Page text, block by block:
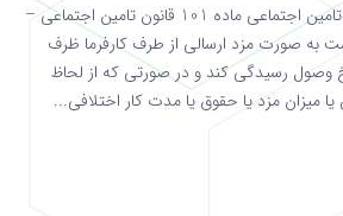
ماده 101 قانون تامین اجتماعی ماده 101 قانون تامین اجتماعی –
به صورت مزد ارسالی از طرف کارفرما ظرف
وصول رسیدگی کند و در صورتی که از لحاظ
یا میزان مزد یا حقوق یا مدت کار اختلافی...